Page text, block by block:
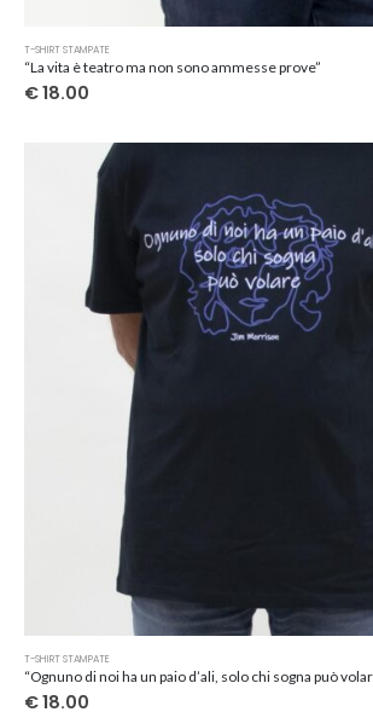
prodotto
ha
possono
pagina
T-SHIRT STAMPATE
“La vita è teatro ma non sono ammesse prove”
€18.00
prodotto
ha
T-SHIRT STAMPATE
“Ognuno di noi ha un paio d’ali, solo chi sogna può
€18.00